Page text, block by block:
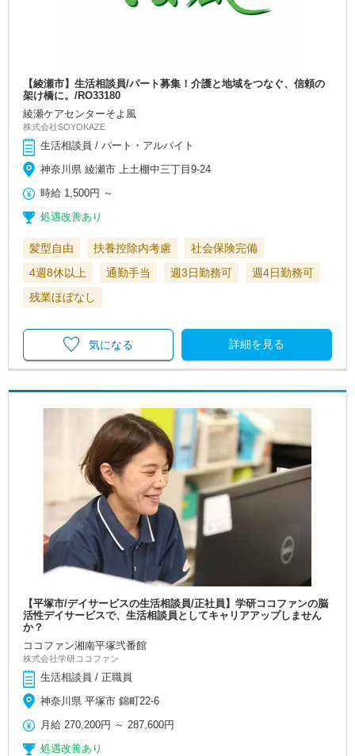
【綾瀬市】生活相談員/パート募集！介護と地域をつなぐ、信頼の
架け橋に。/RO33180
綾瀬ケアセンターそよ風
株式会社SOYOKAZE
生活相談員 / パート・アルバイト
神奈川県 綾瀬市 上土棚中三丁目9-24
時給 1,500円 ～
処遇改善あり
髪型自由 扶養控除内考慮
社会保険完備
4週8休以上
通勤手当 週3日勤務可
週4日勤務可
残業ほぼなし
詳細を見る
気になる
【平塚市/デイサービスの生活相談員/正社員】学研ココファンの脳
活性デイサービスで、生活相談員としてキャリアアップしません
か？
ココファン湘南平塚弐番館
株式会社学研ココファン
生活相談員 / 正職員
神奈川県 平塚市 錦町22-6
月給 270,200円 ～287,600円
処遇改善あり